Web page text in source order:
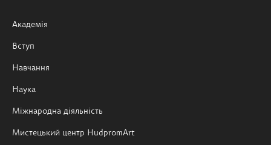
Академія
Вступ
Навчання
Наука
Міжнародна діяльність
Мистецький центр HudpromArt